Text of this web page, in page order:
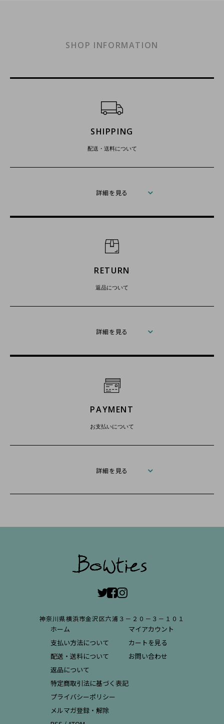
SHOP INFORMATION
SHIPPING
配送・送料について
詳細を見る
RETURN
返品について
詳細を見る
PAYMENT
お支払いについて
詳細を見る
神奈川県横浜市金沢区六浦３－２０－３－１０１
ホーム
支払い方法について
配送・送料について
返品について
特定商取引法に基づく表記
プライバシーポリシー
メルマガ登録・解除
マイアカウント
カートを見る
お問い合わせ